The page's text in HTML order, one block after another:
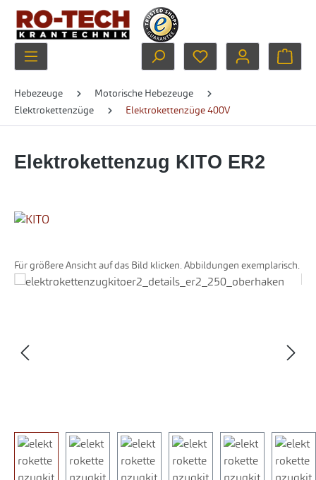
Zum Hauptinhalt springen
Du hast 0 Produkte
Hebezeuge
Motorische Hebezeuge
Elektrokettenzüge
Elektrokettenzüge 400V
Elektrokettenzug KITO ER2
Für größere Ansicht auf das Bild klicken. Abbildungen exemplarisch.
Bildergalerie überspringen